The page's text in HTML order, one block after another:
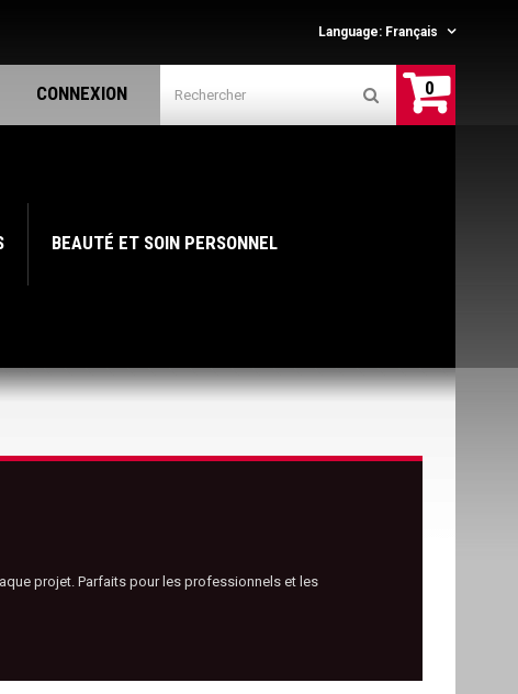
Language: Français
0
CONNEXION
BEAUTÉ ET SOIN PERSONNEL
projet. Parfaits pour les professionnels et les